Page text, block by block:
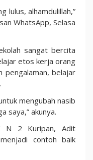
lulus, alhamdulillah,”
WhatsApp, Selasa
sangat bercita
etos kerja orang
pengalaman, belajar
mengubah nasib
saya,” akunya.
N 2 Kuripan, Adit
contoh baik